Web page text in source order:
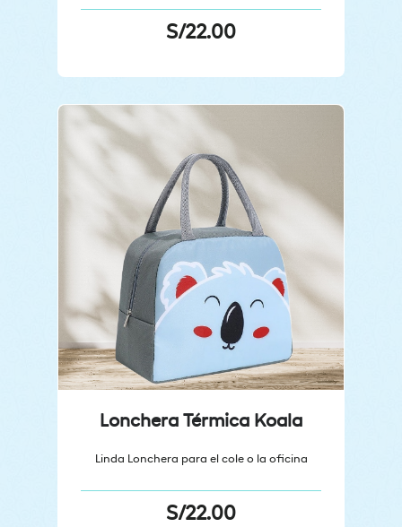
S/22.00
Lonchera Térmica Koala
Linda Lonchera para el cole o la oficina
S/22.00